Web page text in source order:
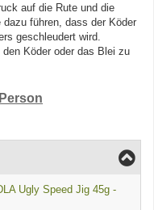
auf die Rute und die
führen, dass der Köder
geschleudert wird.
Köder oder das Blei zu
Ugly Speed Jig 45g -